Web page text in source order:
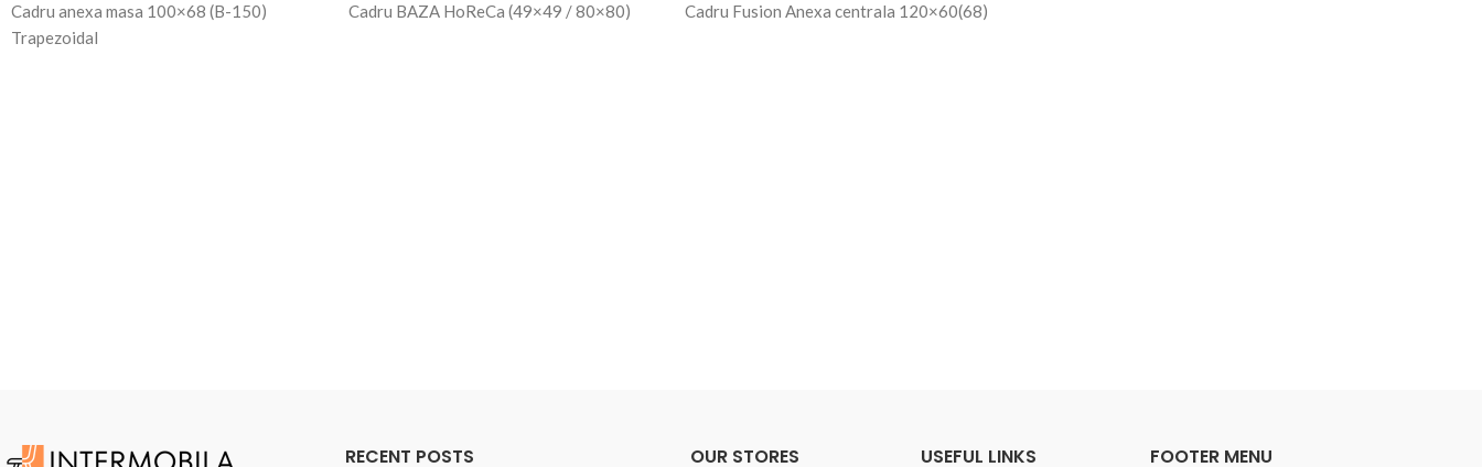
Cadru anexa masa 100×68 (B-150)
Trapezoidal
Cadru BAZA HoReCa (49×49 / 80×80)
Cadru Fusion Anexa centrala 120×60(68)
RECENT POSTS OUR STORES USEFUL LINKS FOOTER MENU